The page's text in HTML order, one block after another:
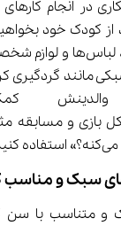
در انجام
از کودک خود
کند، اسباب‌بازی،
بازی و مسابقه
کنید.
سبک و مناسب
و متناسب با